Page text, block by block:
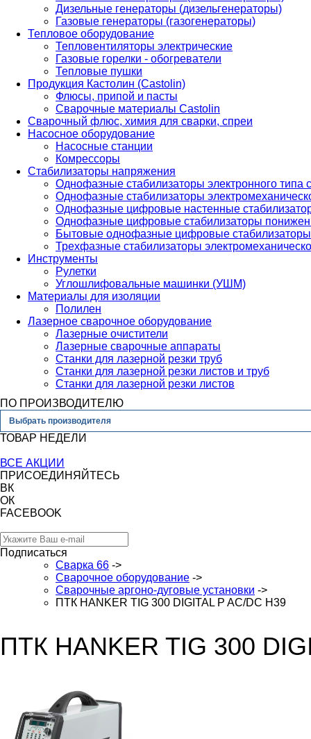
Дизельные генераторы (дизельгенераторы)
Газовые генераторы (газогенераторы)
Тепловое оборудование
Тепловентиляторы электрические
Газовые горелки - обогреватели
Тепловые пушки
Продукция Кастолин (Castolin)
Флюсы, припой и пасты
Сварочные материалы Castolin
Сварочный флюс, химия для сварки, спреи
Насосное оборудование
Насосные станции
Комрессоры
Стабилизаторы напряжения
Однофазные стабилизаторы электронного
Однофазные стабилизаторы
Однофазные цифровые настенные
Однофазные цифровые стабилизаторы
Бытовые однофазные цифровые стабилизаторы
Трехфазные стабилизаторы
Инструменты
Рулетки
Углошлифовальные машинки (УШМ)
Материалы для изоляции
Полилен
Лазерное сварочное оборудование
Лазерные очистители
Лазерные сварочные аппараты
Станки для лазерной резки труб
Станки для лазерной резки листов и труб
Станки для лазерной резки листов
ПО ПРОИЗВОДИТЕЛЮ
Выбрать производителя
ТОВАР НЕДЕЛИ
ВСЕ АКЦИИ
ПРИСОЕДИНЯЙТЕСЬ
ВК
ОК
FACEBOOK
Подписаться
Сварка 66 ->
Сварочное оборудование ->
Сварочные аргоно-дуговые установки ->
ПТК HANKER TIG 300 DIGITAL P AC/DC H39
ПТК HANKER TIG 300